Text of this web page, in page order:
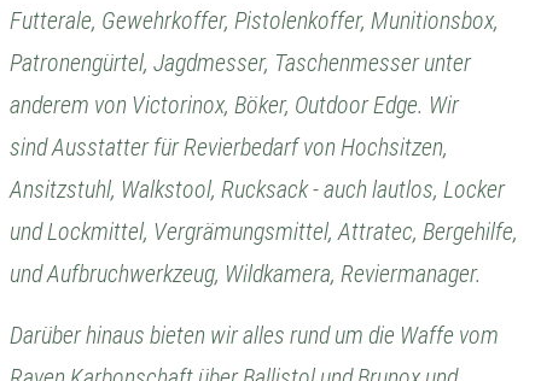
Futterale, Gewehrkoffer, Pistolenkoffer, Munitionsbox,
Patronengürtel, Jagdmesser, Taschenmesser unter
anderem von Victorinox, Böker, Outdoor Edge. Wir
sind Ausstatter für Revierbedarf von Hochsitzen,
Ansitzstuhl, Walkstool, Rucksack - auch lautlos, Locker
und Lockmittel, Vergrämungsmittel, Attratec, Bergehilfe,
und Aufbruchwerkzeug, Wildkamera, Reviermanager.
Darüber hinaus bieten wir alles rund um die Waffe vom